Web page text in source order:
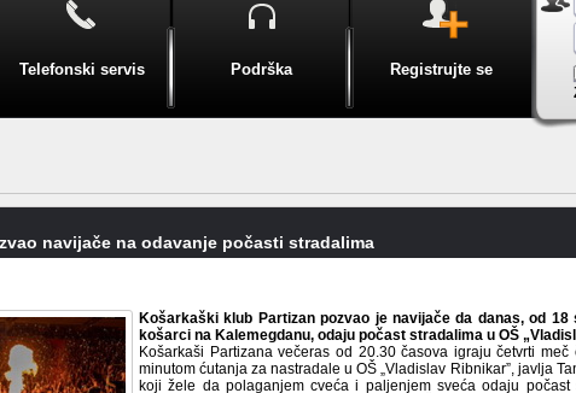
Telefonski servis Podrška Registrujte se
navijače na odavanje počasti stradalima
Košarkaški klub Partizan pozvao je navijače da danas, od
košarci na Kalemegdanu, odaju počast stradalima u OŠ
Košarkaši Partizana večeras od 20.30 časova igraju četvrti
minutom ćutanja za nastradale u OŠ „Vladislav Ribnikar”, javlja
koji žele da polaganjem cveća i paljenjem sveća odaju